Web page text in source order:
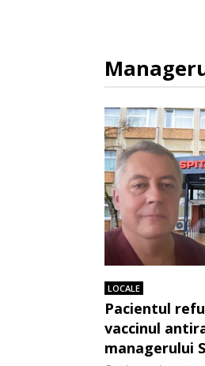
LOCALE
Pacientul
vaccinul
managerului